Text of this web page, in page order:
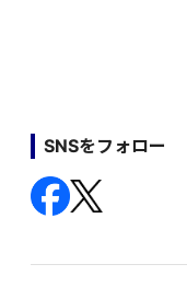
SNSをフォロー